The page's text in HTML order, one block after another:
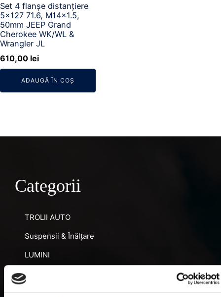
Set 4 flanșe distanțiere
5x127 71.6, M14x1.5,
50mm JEEP Grand
Cherokee WK/WL &
Wrangler JL
610,00 lei
ADAUGĂ ÎN COȘ
Categorii
TROLII AUTO
Suspensii & Înălțare
LUMINI
SNORKEL AUTO